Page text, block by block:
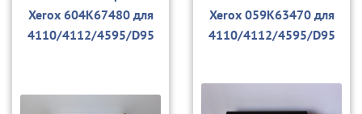
Xerox 604K67480 для
4110/4112/4595/D95
Xerox 059K63470 для
4110/4112/4595/D95